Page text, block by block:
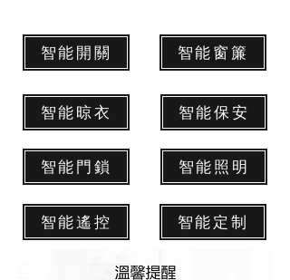
智能開關 智能窗簾
智能晾衣
智能門鎖
智能遙控
智能保安
智能照明
智能定制